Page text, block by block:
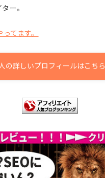
ー。
てます。
の詳しいプロフィールはこちら